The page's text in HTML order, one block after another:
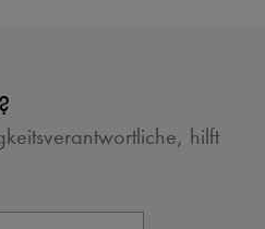
hilft